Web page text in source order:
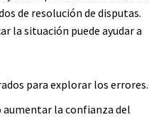
de resolución de disputas.
la situación puede ayudar a
para explorar los errores.
la confianza del